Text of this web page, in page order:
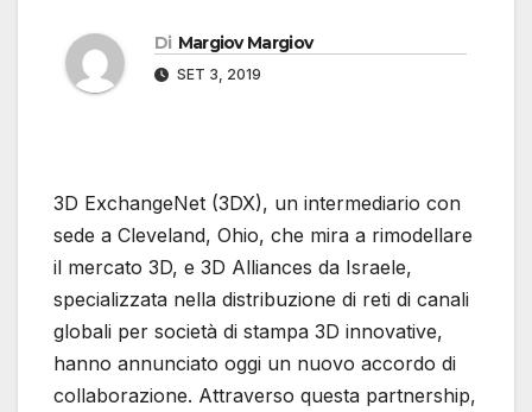
Di Margiov Margiov
SET 3, 2019
3D ExchangeNet (3DX), un intermediario con
sede a Cleveland, Ohio, che mira a rimodellare
il mercato 3D, e 3D Alliances da Israele,
specializzata nella distribuzione di reti di canali
globali per società di stampa 3D innovative,
hanno annunciato oggi un nuovo accordo di
collaborazione. Attraverso questa partnership,